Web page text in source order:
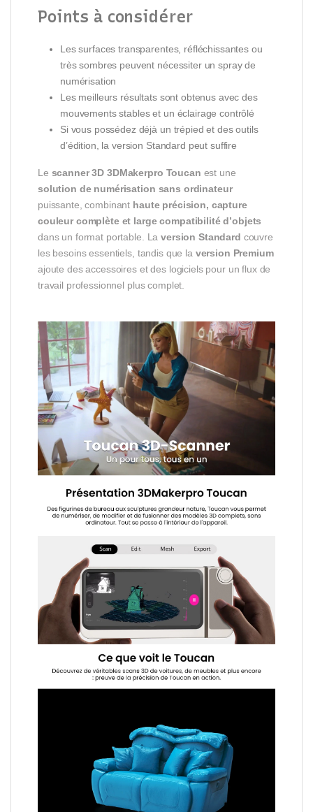
Points à considérer
Les surfaces transparentes, réfléchissantes ou
très sombres peuvent nécessiter un spray de
numérisation
Les meilleurs résultats sont obtenus avec des
mouvements stables et un éclairage contrôlé
Si vous possédez déjà un trépied et des outils
d’édition, la version Standard peut suffire
Le scanner 3D 3DMakerpro Toucan est une
solution de numérisation sans ordinateur
puissante, combinant haute précision, capture
couleur complète et large compatibilité d’objets
dans un format portable. Laversion Standard couvre
les besoins essentiels, tandis que la version Premium
ajoute des accessoires et des logiciels pour un flux de
travail professionnel plus complet.